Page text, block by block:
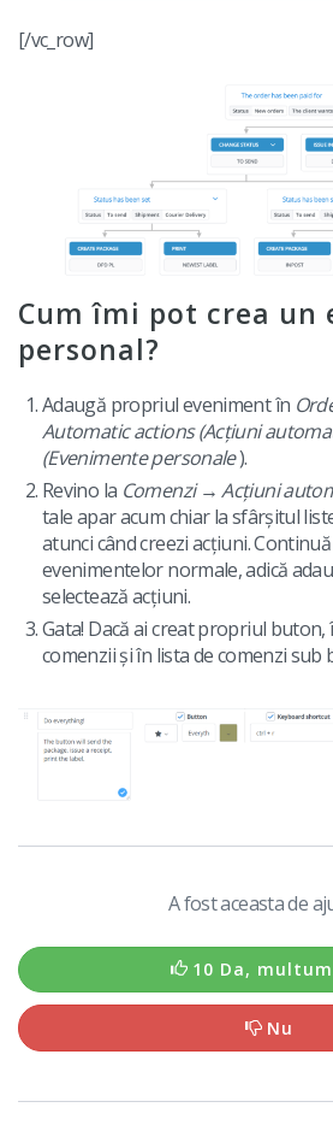
[/vc_row]
Cum îmi pot crea un
personal?
Adaugă propriul eveniment în
Automatic actions (Acțiuni
(Evenimente personale).
Revino la Comenzi → Acțiuni
tale apar acum chiar la sfârșitul
atunci când creezi acțiuni. Continuă
evenimentelor normale, adică
selectează acțiuni.
Gata! Dacă ai creat propriul buton,
comenzii și în lista de comenzi sub
A fost aceasta de
10 Da,
Nu